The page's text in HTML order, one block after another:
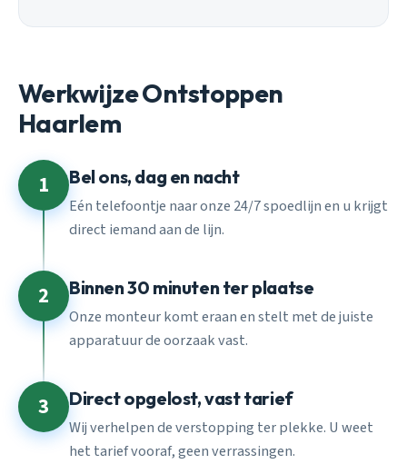
Werkwijze Ontstoppen
Haarlem
1 Bel ons, dag en nacht
Eén telefoontje naar onze 24/7 spoedlijn en u krijgt
direct iemand aan de lijn.
2 Binnen 30 minuten ter plaatse
Onze monteur komt eraan en stelt met de juiste
apparatuur de oorzaak vast.
3 Direct opgelost, vast tarief
Wij verhelpen de verstopping ter plekke. U weet
het tarief vooraf, geen verrassingen.